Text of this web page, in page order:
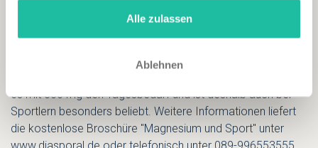
Alle zulassen
Ablehnen
Erholungsphase auszugleichen. Schnell und bequem gehts
jederzeit und überall griffbereit ist. Ganz ohne Flüssigkeit mit
es mit 300 mg den Tagesbedarf und ist deshalb auch bei
Sportlern besonders beliebt. Weitere Informationen liefert
die kostenlose Broschüre "Magnesium und Sport" unter